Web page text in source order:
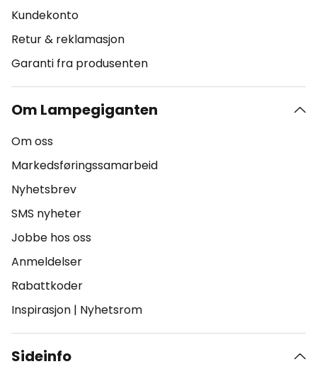
Kundekonto
Retur & reklamasjon
Garanti fra produsenten
Om Lampegiganten
Om oss
Markedsføringssamarbeid
Nyhetsbrev
SMS nyheter
Jobbe hos oss
Anmeldelser
Rabattkoder
Inspirasjon | Nyhetsrom
Sideinfo